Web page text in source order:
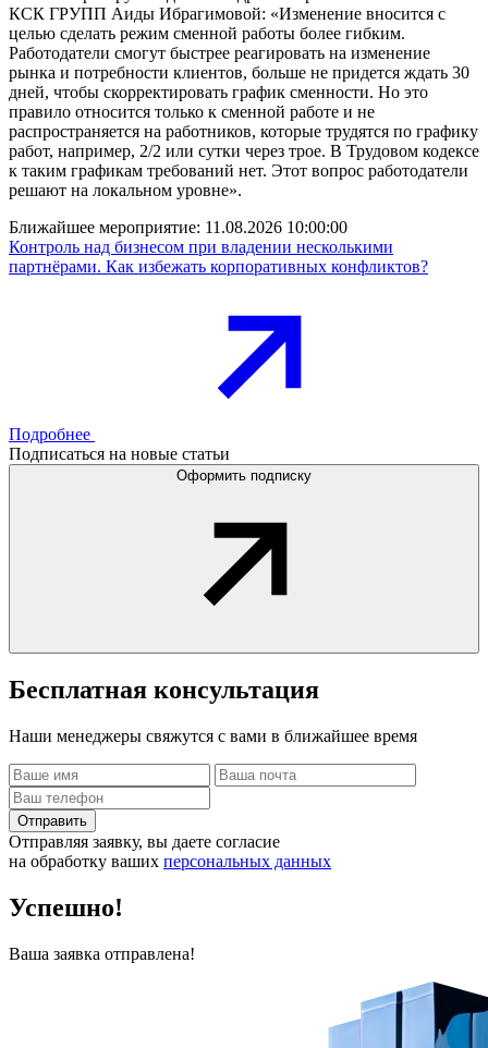
КСК ГРУПП Аиды Ибрагимовой: «Изменение вносится с
целью сделать режим сменной работы более гибким.
Работодатели смогут быстрее реагировать на изменение
рынка и потребности клиентов, больше не придется ждать 30
дней, чтобы скорректировать график сменности. Но это
правило относится только к сменной работе и не
распространяется на работников, которые трудятся по графику
работ, например, 2/2 или сутки через трое. В Трудовом кодексе
к таким графикам требований нет. Этот вопрос работодатели
решают на локальном уровне».
Ближайшее мероприятие: 11.08.2026 10:00:00
Контроль над бизнесом при владении несколькими
партнёрами. Как избежать корпоративных конфликтов?
Подробнее
Подписаться на новые статьи
Оформить подписку
Бесплатная консультация
Наши менеджеры свяжутся с вами в ближайшее время
Отправить
Отправляя заявку, вы даете согласие
на обработку ваших персональных данных
Успешно!
Ваша заявка отправлена!